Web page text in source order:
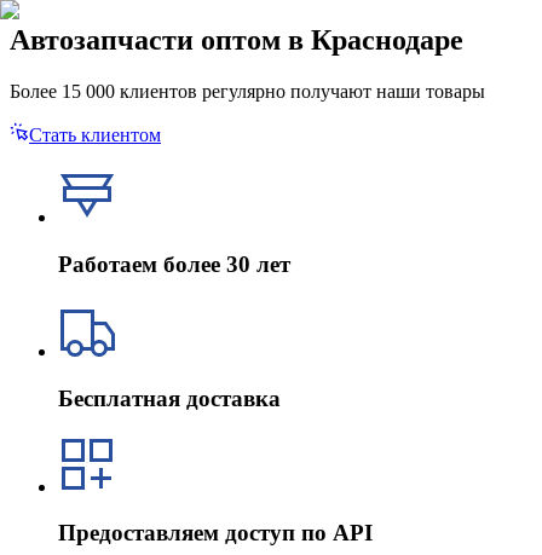
Автозапчасти оптом в Краснодаре
Более 15 000 клиентов регулярно получают наши товары
Стать клиентом
Работаем более 30 лет
Бесплатная доставка
Предоставляем доступ по API